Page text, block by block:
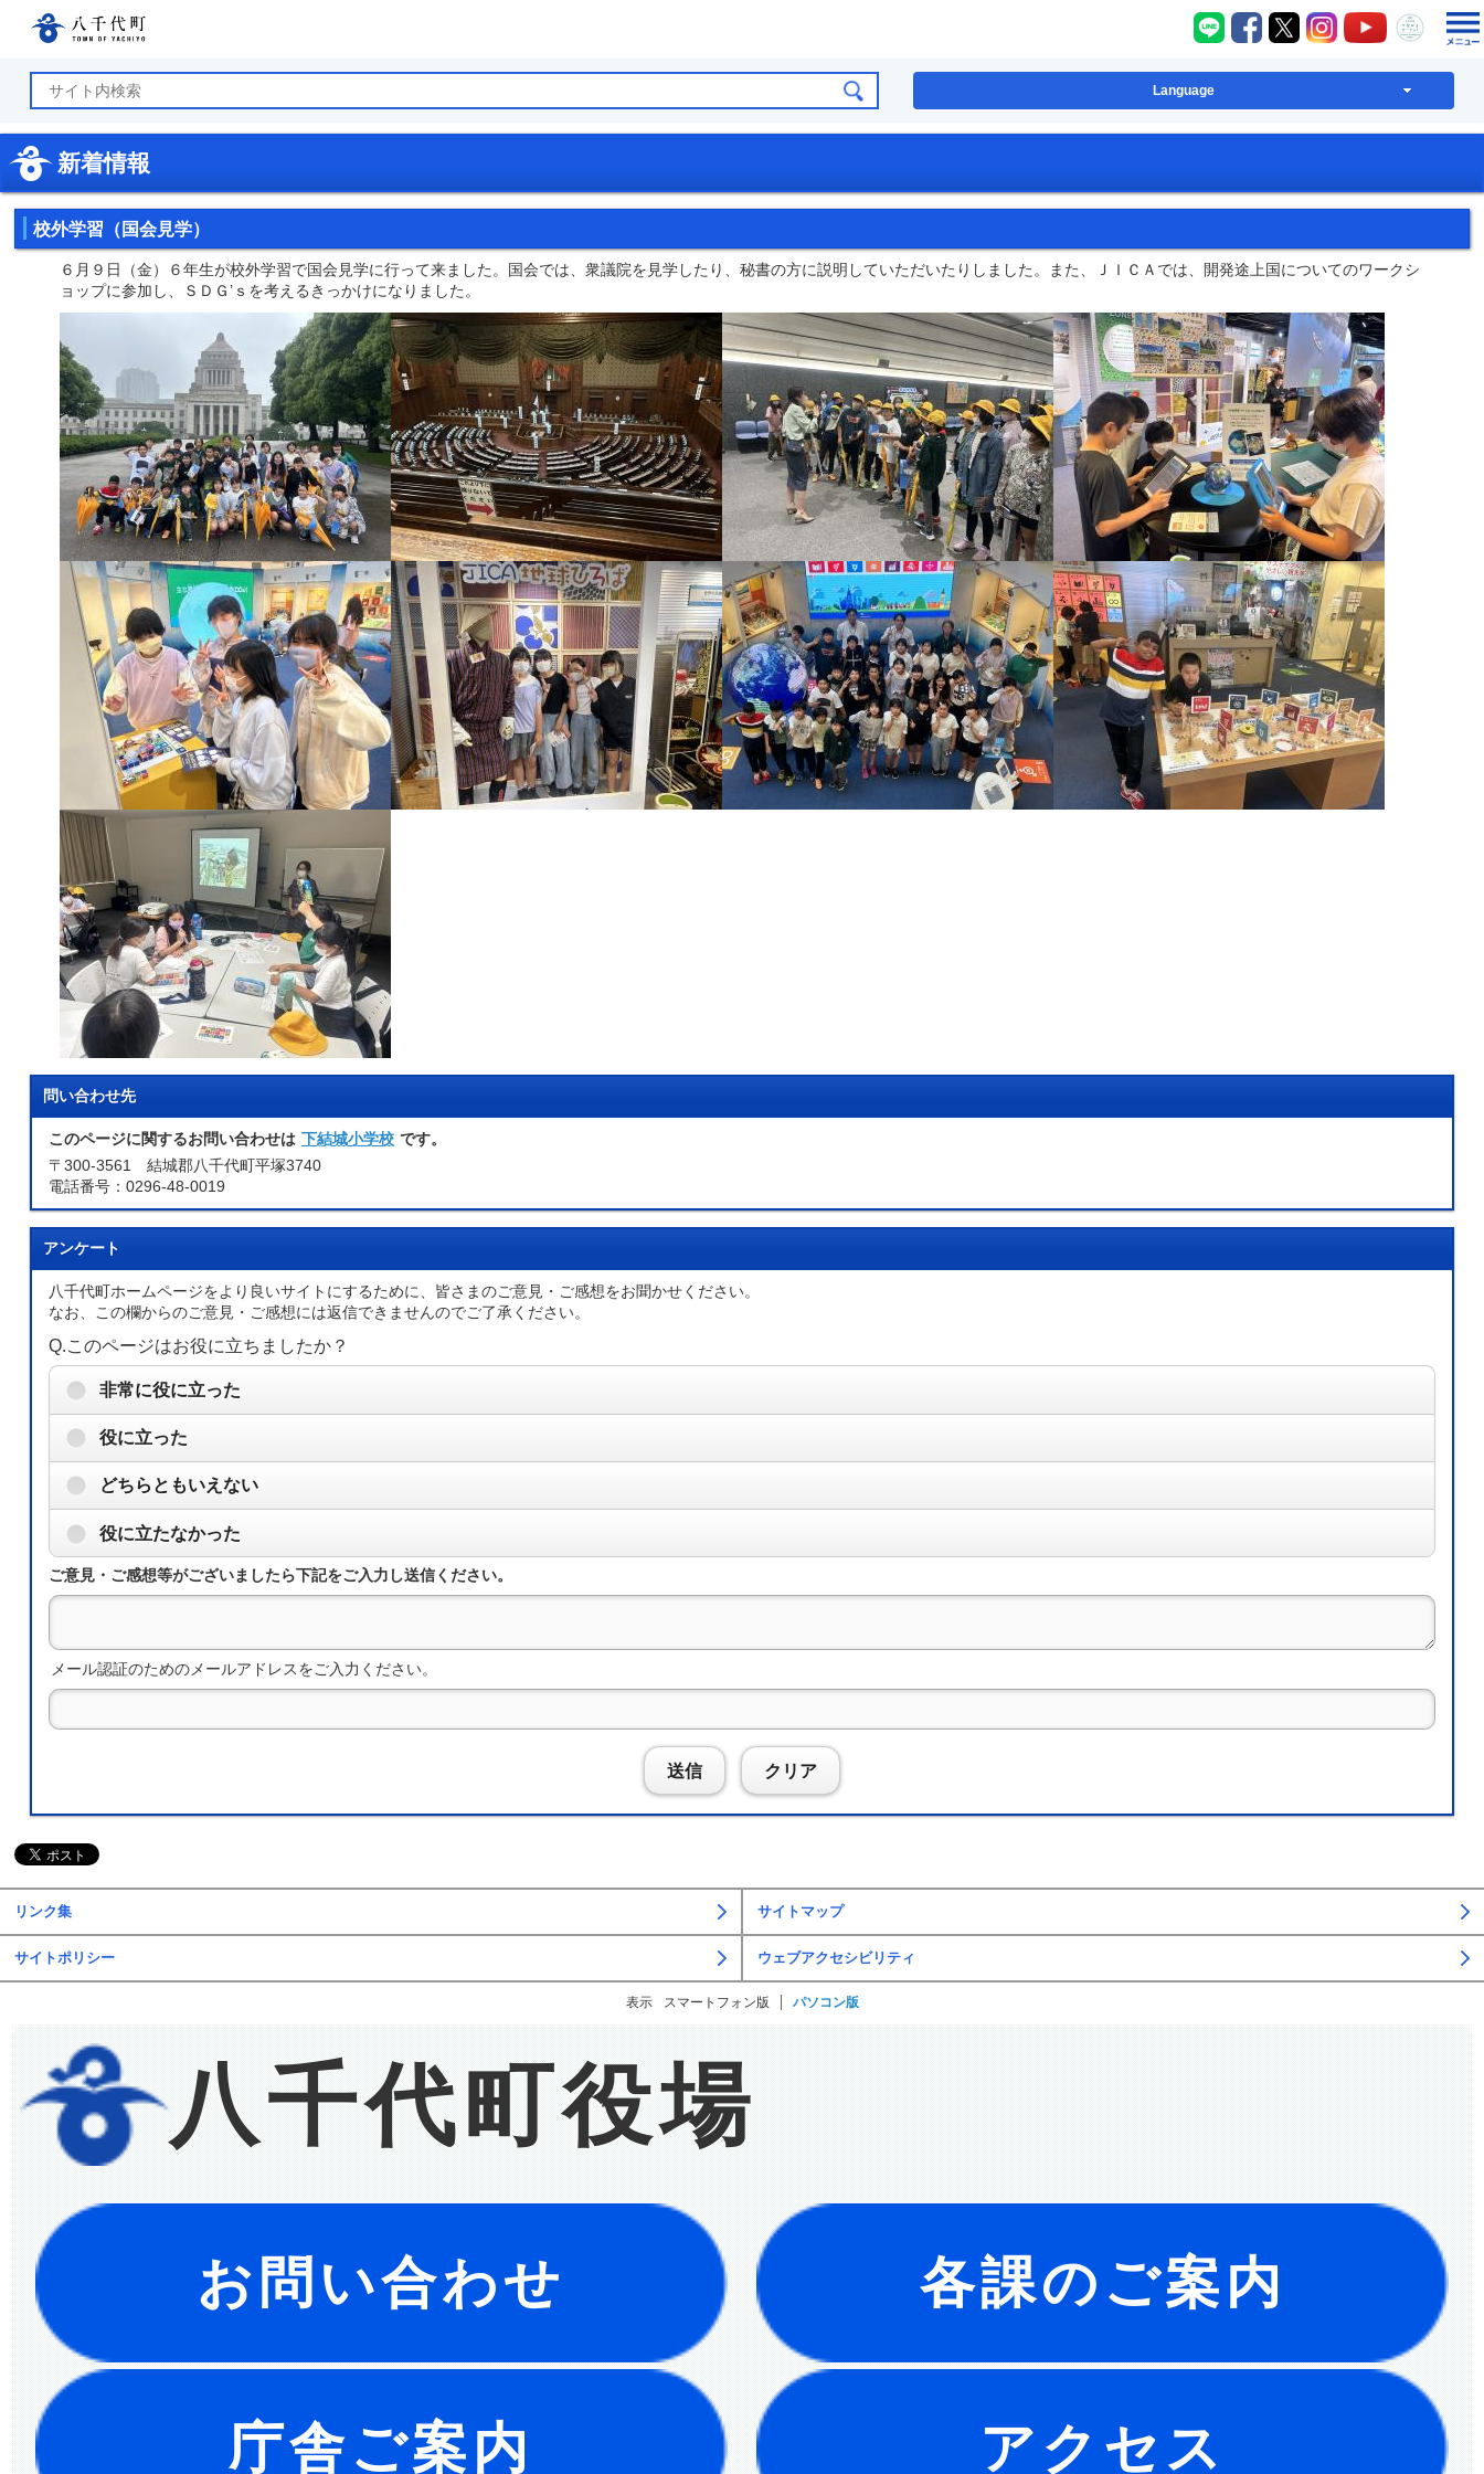
八千代町LINE
八千代町Facebook
八千代町X八千代町Instagram
八千代町八千代
Language
新着情報
校外学習（国会見学）
６月９日（金）６年生が校外学習で国会見学に行って来ました。国会では、衆議院を見学したり、秘書の方に説明していただいたりしました。また、ＪＩＣＡでは、開発途上国についてのワークシ
ョップに参加し、ＳＤＧ’ｓを考えるきっかけになりました。
問い合わせ先
このページに関するお問い合わせは 下結城小学校 です。
〒300-3561 結城郡八千代町平塚3740
電話番号：0296-48-0019
アンケート
八千代町ホームページをより良いサイトにするために、皆さまのご意見・ご感想をお聞かせください。
なお、この欄からのご意見・ご感想には返信できませんのでご了承ください。
Q.このページはお役に立ちましたか？
非常に役に立った
役に立った
どちらともいえない
役に立たなかった
ご意見・ご感想等がございましたら下記をご入力し送信ください。
メール認証のためのメールアドレスをご入力ください。
送信 クリア
リンク集 サイトマップ
サイトポリシー ウェブアクセシビリティ
表示 スマートフォン版 パソコン版
八千代町役場
お問い合わせ 各課のご案内
庁舎ご案内 アクセス